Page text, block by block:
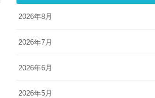
2026年8月
2026年7月
2026年6月
2026年5月